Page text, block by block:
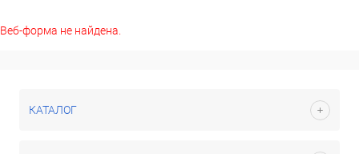
Веб-форма не найдена.
КАТАЛОГ